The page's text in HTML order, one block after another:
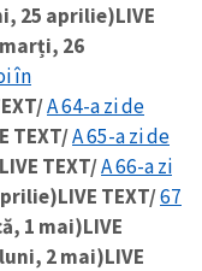
25 aprilie)LIVE
26
în
A 64-a zi de
TEXT/A 65-a zi de
LIVE TEXT/A 66-a zi
LIVE TEXT/67
1 mai)LIVE
2 mai)LIVE